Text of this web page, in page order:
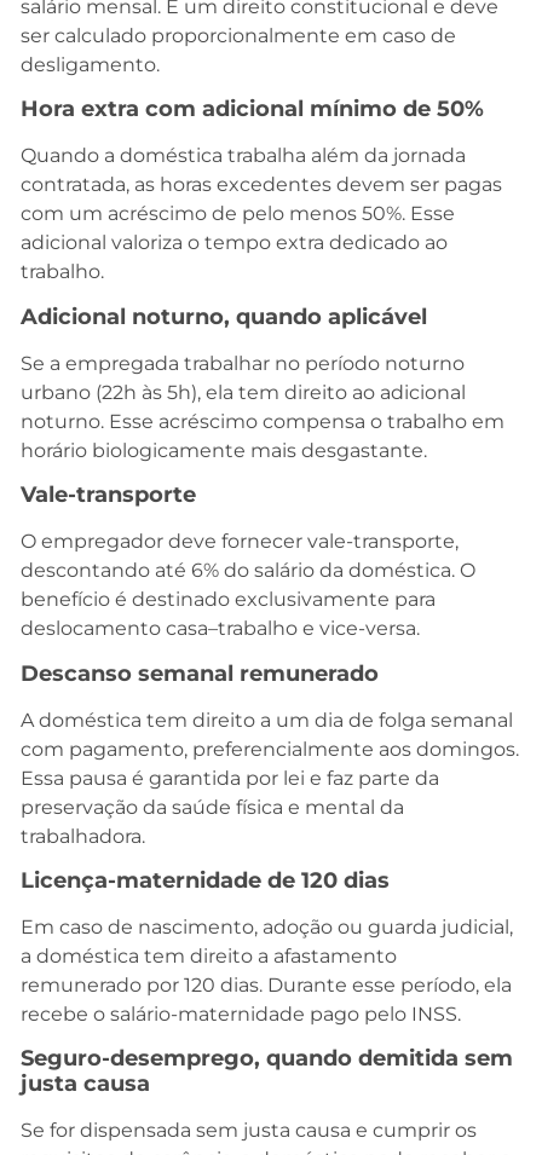
salário mensal. É um direito constitucional e deve
ser calculado proporcionalmente em caso de
desligamento.
Hora extra com adicional mínimo de 50%
Quando a doméstica trabalha além da jornada
contratada, as horas excedentes devem ser pagas
com um acréscimo de pelo menos 50%. Esse
adicional valoriza o tempo extra dedicado ao
trabalho.
Adicional noturno, quando aplicável
Se a empregada trabalhar no período noturno
urbano (22h às 5h), ela tem direito ao adicional
noturno. Esse acréscimo compensa o trabalho em
horário biologicamente mais desgastante.
Vale-transporte
O empregador deve fornecer vale-transporte,
descontando até 6% do salário da doméstica. O
benefício é destinado exclusivamente para
deslocamento casa–trabalho e vice-versa.
Descanso semanal remunerado
A doméstica tem direito a um dia de folga semanal
com pagamento, preferencialmente aos domingos.
Essa pausa é garantida por lei e faz parte da
preservação da saúde física e mental da
trabalhadora.
Licença-maternidade de 120 dias
Em caso de nascimento, adoção ou guarda judicial,
a doméstica tem direito a afastamento
remunerado por 120 dias. Durante esse período, ela
recebe o salário-maternidade pago pelo INSS.
Seguro-desemprego, quando demitida sem
justa causa
Se for dispensada sem justa causa e cumprir os